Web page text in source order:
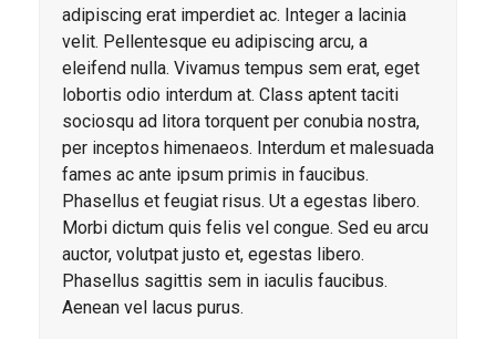
adipiscing erat imperdiet ac. Integer a lacinia
velit. Pellentesque eu adipiscing arcu, a
eleifend nulla. Vivamus tempus sem erat, eget
lobortis odio interdum at. Class aptent taciti
sociosqu ad litora torquent per conubia nostra,
per inceptos himenaeos. Interdum et malesuada
fames ac ante ipsum primis in faucibus.
Phasellus et feugiat risus. Ut a egestas libero.
Morbi dictum quis felis vel congue. Sed eu arcu
auctor, volutpat justo et, egestas libero.
Phasellus sagittis sem in iaculis faucibus.
Aenean vel lacus purus.